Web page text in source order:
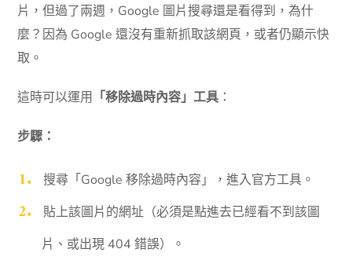
片，但過了兩週，Google 圖片搜尋還是看得到，為什
麼？因為 Google 還沒有重新抓取該網頁，或者仍顯示快
取。
這時可以運用 「移除過時內容」工具 ：
步驟：
搜尋「Google 移除過時內容」，進入官方工具。
貼上該圖片的網址（必須是點進去已經看不到該圖
片、或出現 404 錯誤）。